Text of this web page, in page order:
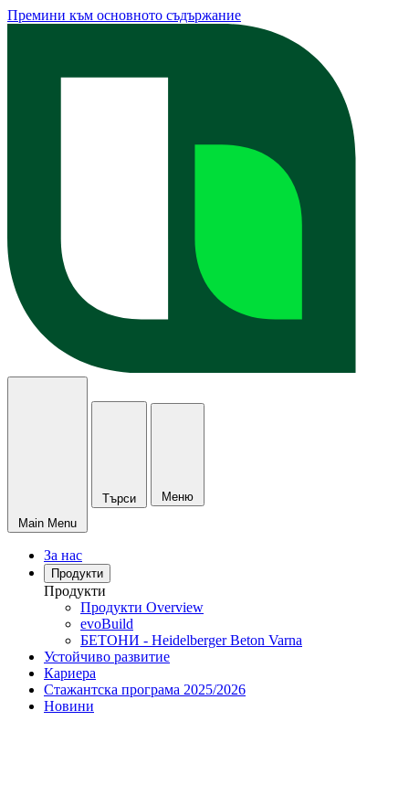
Премини към основното съдържание
Main Menu
Търси Меню
За нас
Продукти
Продукти
Продукти Overview
evoBuild
БЕТОНИ - Heidelberger Beton Varna
Устойчиво развитие
Кариера
Стажантска програма 2025/2026
Новини